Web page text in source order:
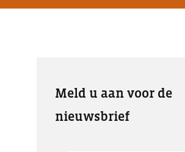
Meld u aan voor de
nieuwsbrief